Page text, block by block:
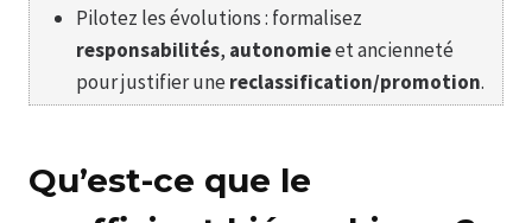
Pilotez les évolutions : formalisez
responsabilités, autonomieet ancienneté
pour justifier une reclassification/promotion.
Qu’est-ce que le